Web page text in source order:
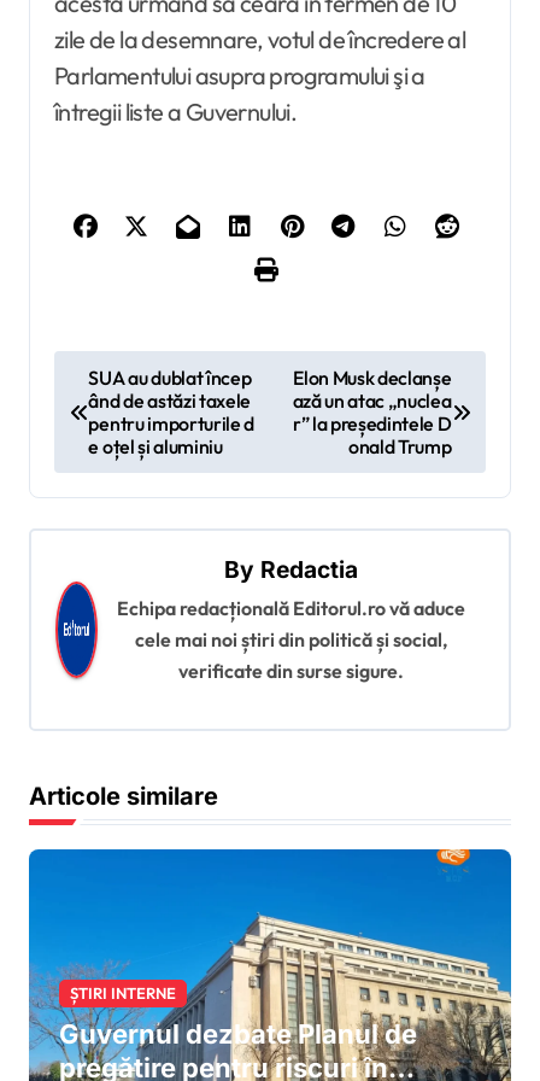
zile de la desemnare, votul de încredere al
Parlamentului asupra programului şi a
întregii liste a Guvernului.
i
g
r
e
n
r
t
o
l
e
SUA au dublat încep
ând de astăzi taxele
pentru importurile d
e oțel și aluminiu
Elon Musk declanșe
ază un atac „nuclea
r” la președintele D
onald Trump
By Redactia
Echipa redacțională Editorul.ro vă aduce
cele mai noi știri din politică și social,
verificate din surse sigure.
Articole similare
ȘTIRI INTERNE
Guvernul dezbate Planul de
pregătire pentru riscuri în